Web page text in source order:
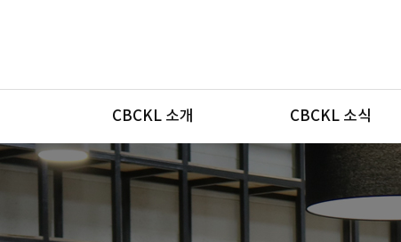
메뉴
CBCKL 소개 CBCKL 소식